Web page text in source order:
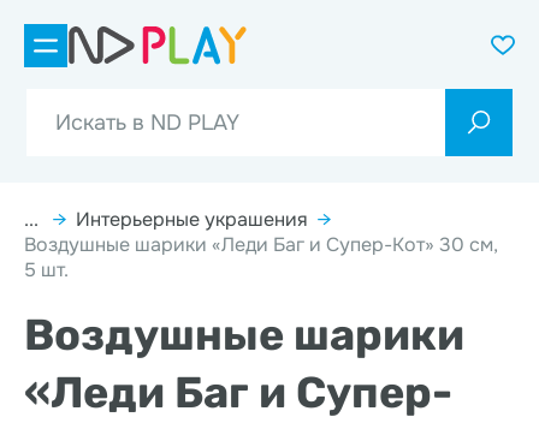
... → Интерьерные украшения →
Воздушные шарики «Леди Баг и Супер-Кот» 30 см,
5 шт.
Воздушные шарики
«Леди Баг и Супер-